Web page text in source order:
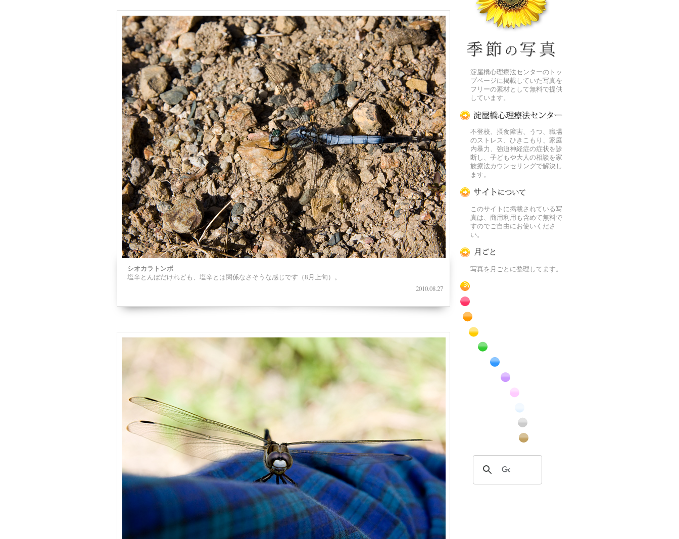
シオカラトンボ
塩辛とんぼだけれども、塩辛とは関係なさそうな感じです（8月上旬）。
2010.08.27
淀屋橋心理療法センターのトッ
プページに掲載していた写真を
フリーの素材として無料で提供
しています。
不登校、摂食障害、うつ、職場
のストレス、ひきこもり、家庭
内暴力、強迫神経症の症状を診
断し、子どもや大人の相談を家
族療法カウンセリングで解決し
ます。
このサイトに掲載されている写
真は、商用利用も含めて無料で
すのでご自由にお使いくださ
い。
写真を月ごとに整理してます。
RSS
赤色の花のフリー写真素材
橙色の花のフリー写真素材
黄色の花のフリー写真素材
緑色の花のフリー写真素材
青色の花のフリー写真素材
紫色の花のフリー写真素材
白色の花のフリー写真素材
昆虫のフリー写真素材